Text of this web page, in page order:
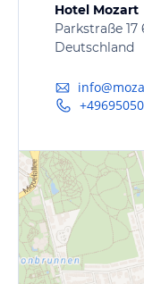
Hotel Mozart
Parkstraße
Deutschland